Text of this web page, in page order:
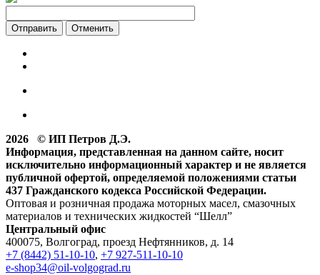
Отменить
2026 © ИП Петров Д.Э.
Информация, представленная на данном сайте, носит
исключительно информационный характер и не является
публичной офертой, определяемой положениями статьи
437 Гражданского кодекса Российской Федерации.
Оптовая и розничная продажа моторных масел, смазочных
материалов и технических жидкостей “Шелл”
Центральный офис
400075, Волгоград, проезд Нефтянников, д. 14
+7 (8442) 51-10-10, +7 927-511-10-10
e-shop34@oil-volgograd.ru